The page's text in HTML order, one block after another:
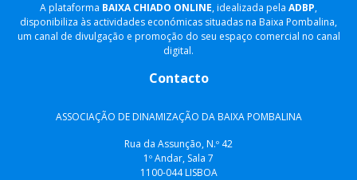
A plataforma BAIXA CHIADO ONLINE, idealizada pela ADBP,
disponibiliza às actividades económicas situadas na Baixa Pombalina,
um canal de divulgação e promoção do seu espaço comercial no canal
digital.
Contacto
ASSOCIAÇÃO DE DINAMIZAÇÃO DA BAIXA POMBALINA
Rua da Assunção, N.º 42
1º Andar, Sala 7
1100-044 LISBOA